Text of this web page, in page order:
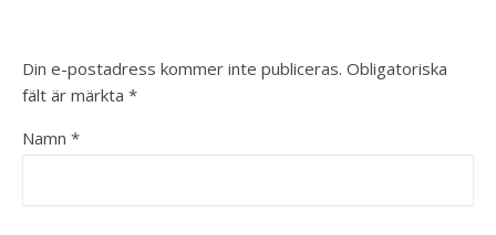
Din e-postadress kommer inte publiceras. Obligatoriska
fält är märkta *
Namn *